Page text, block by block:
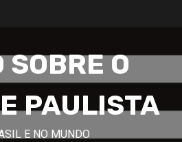
SOBRE O
PAULISTA
E NO MUNDO